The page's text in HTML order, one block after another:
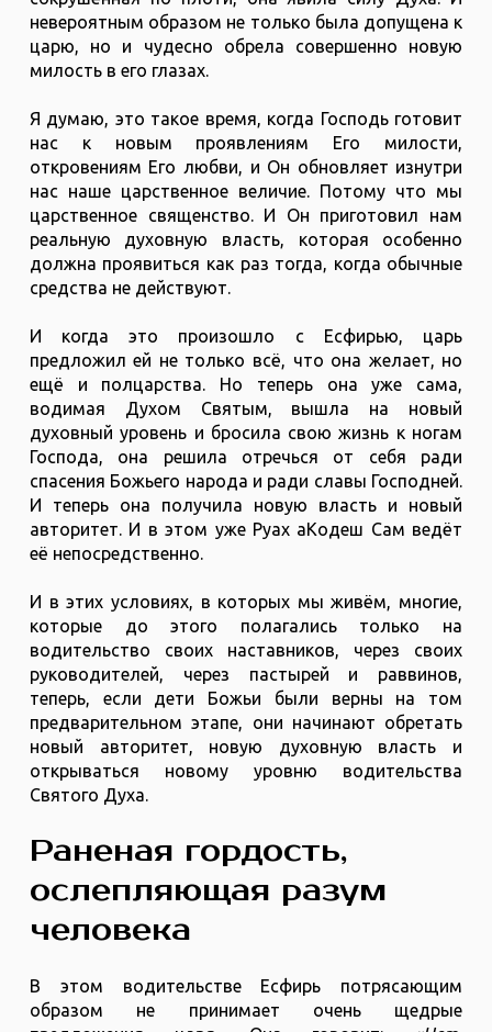
невероятным образом не только была допущена к
царю, но и чудесно обрела совершенно новую
милость в его глазах.
Я думаю, это такое время, когда Господь готовит
нас к новым проявлениям Его милости,
откровениям Его любви, и Он обновляет изнутри
нас наше царственное величие. Потому что мы
царственное священство. И Он приготовил нам
реальную духовную власть, которая особенно
должна проявиться как раз тогда, когда обычные
средства не действуют.
И когда это произошло с Есфирью, царь
предложил ей не только всё, что она желает, но
ещё и полцарства. Но теперь она уже сама,
водимая Духом Святым, вышла на новый
духовный уровень и бросила свою жизнь к ногам
Господа, она решила отречься от себя ради
спасения Божьего народа и ради славы Господней.
И теперь она получила новую власть и новый
авторитет. И в этом уже Руах аКодеш Сам ведёт
её непосредственно.
И в этих условиях, в которых мы живём, многие,
которые до этого полагались только на
водительство своих наставников, через своих
руководителей, через пастырей и раввинов,
теперь, если дети Божьи были верны на том
предварительном этапе, они начинают обретать
новый авторитет, новую духовную власть и
открываться новому уровню водительства
Святого Духа.
Раненая гордость,
ослепляющая разум
человека
В этом водительстве Есфирь потрясающим
образом не принимает очень щедрые